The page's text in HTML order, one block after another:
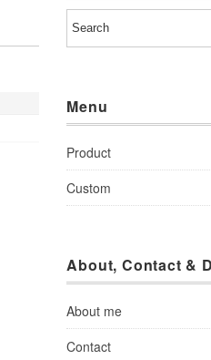
Menu
Product
Custom
About, Contact &
About me
Contact